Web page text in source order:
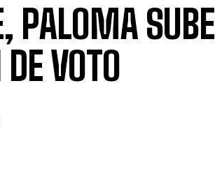
PALOMA SUBE
VOTO